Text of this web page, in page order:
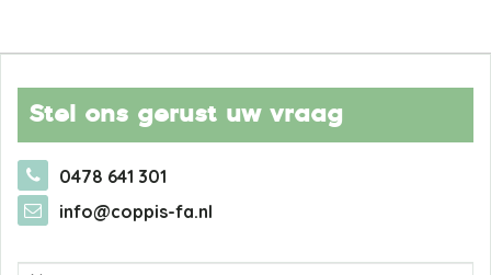
Stel ons gerust uw vraag
0478 641 301
info@coppis-fa.nl